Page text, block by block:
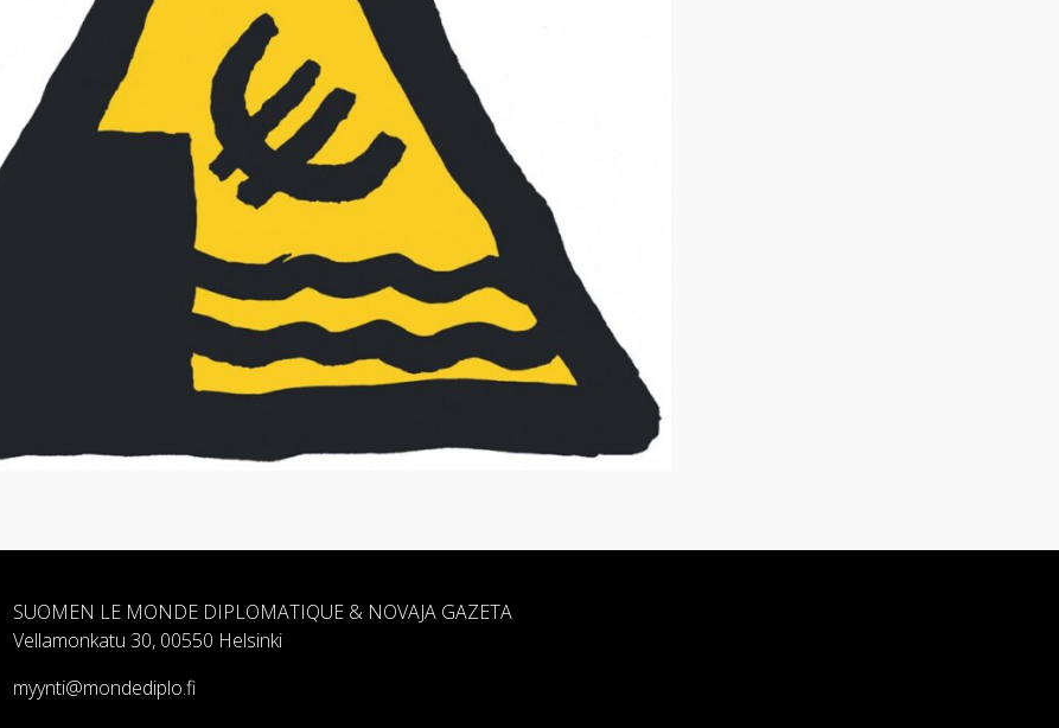
SUOMEN LE MONDE DIPLOMATIQUE & NOVAJA GAZETA
Vellamonkatu 30, 00550 Helsinki
myynti@mondediplo.fi